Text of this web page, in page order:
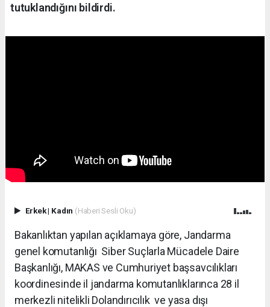
tutuklandığını bildirdi.
Erkek| Kadın (Haberi Sesli Oku)
Bakanlıktan yapılan açıklamaya göre, Jandarma
genel komutanlığı Siber Suçlarla Mücadele Daire
Başkanlığı, MAKAS ve Cumhuriyet başsavcılıkları
koordinesinde il jandarma komutanlıklarınca 28 il
merkezli nitelikli Dolandırıcılık ve yasa dışı